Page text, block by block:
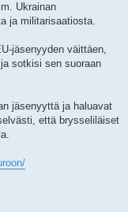
Ukrainan
ja militarisaatiosta.
jäsenyyden väittäen,
sotkisi sen suoraan
jäsenyyttä ja haluavat
että brysseliläiset